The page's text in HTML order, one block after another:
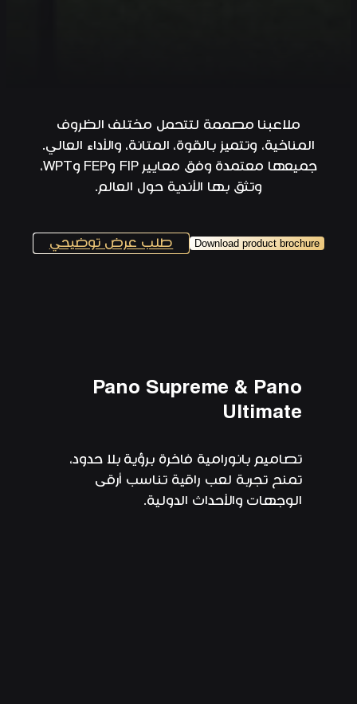
ملاعبنا مصممة لتتحمل مختلف الظروف
المناخية، وتتميز بالقوة، المتانة، والأداء العالي.
جميعها معتمدة وفق معايير FIP وFEP وWPT،
وتثق بها الأندية حول العالم.
Download product brochure طلب عرض توضيحي
Pano Supreme & Pano
Ultimate
تصاميم بانورامية فاخرة برؤية بلا حدود،
تمنح تجربة لعب راقية تناسب أرقى
الوجهات والأحداث الدولية.